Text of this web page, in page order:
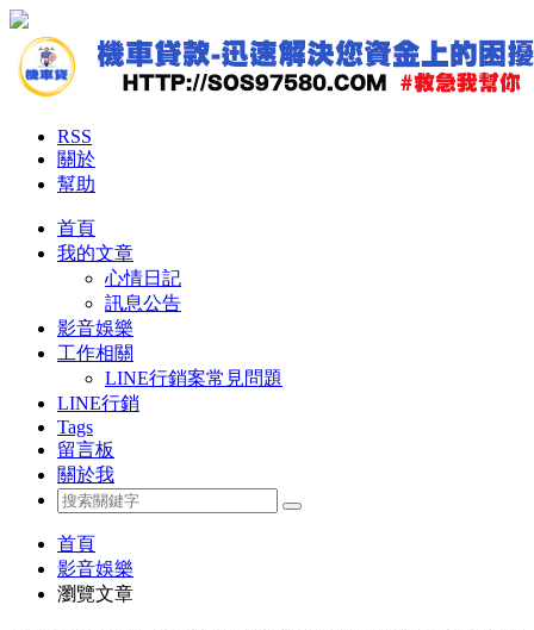
RSS
關於
幫助
首頁
我的文章
心情日記
訊息公告
影音娛樂
工作相關
LINE行銷案常見問題
LINE行銷
Tags
留言板
關於我
首頁
影音娛樂
瀏覽文章